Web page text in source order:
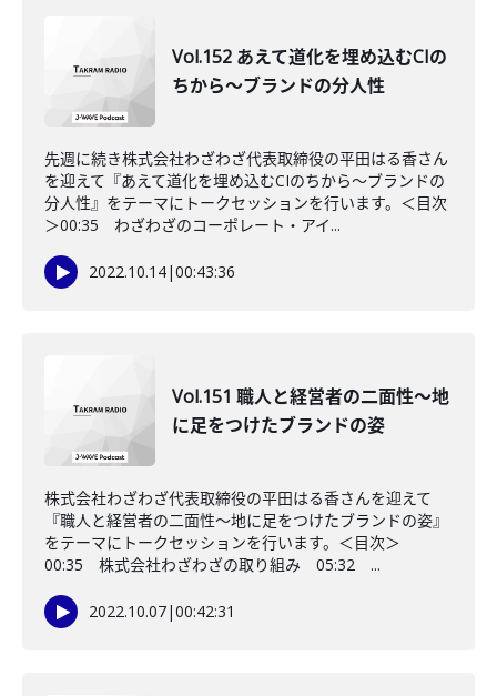
Vol.152 あえて道化を埋め込むCIの
ちから～ブランドの分人性
先週に続き株式会社わざわざ代表取締役の平田はる香さん
を迎えて『あえて道化を埋め込むCIのちから～ブランドの
分人性』をテーマにトークセッションを行います。＜目次
＞00:35 わざわざのコーポレート・アイ...
2022.10.14|00:43:36
Vol.151 職人と経営者の二面性～地
に足をつけたブランドの姿
株式会社わざわざ代表取締役の平田はる香さんを迎えて
『職人と経営者の二面性～地に足をつけたブランドの姿』
をテーマにトークセッションを行います。＜目次＞
00:35 株式会社わざわざの取り組み 05:32 ...
2022.10.07|00:42:31